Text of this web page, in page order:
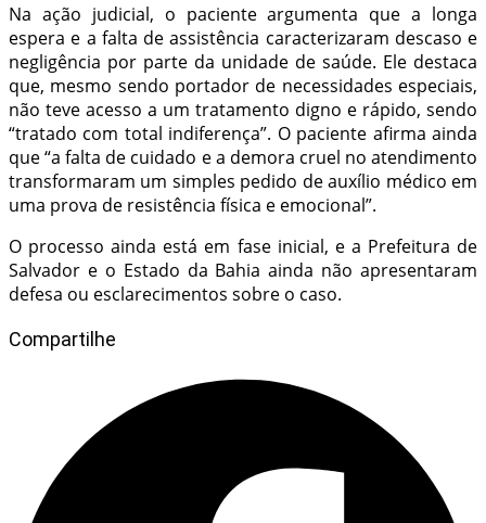
Na ação judicial, o paciente argumenta que a longa
espera e a falta de assistência caracterizaram descaso e
negligência por parte da unidade de saúde. Ele destaca
que, mesmo sendo portador de necessidades especiais,
não teve acesso a um tratamento digno e rápido, sendo
“tratado com total indiferença”. O paciente afirma ainda
que “a falta de cuidado e a demora cruel no atendimento
transformaram um simples pedido de auxílio médico em
uma prova de resistência física e emocional”.
O processo ainda está em fase inicial, e a Prefeitura de
Salvador e o Estado da Bahia ainda não apresentaram
defesa ou esclarecimentos sobre o caso.
Compartilhe